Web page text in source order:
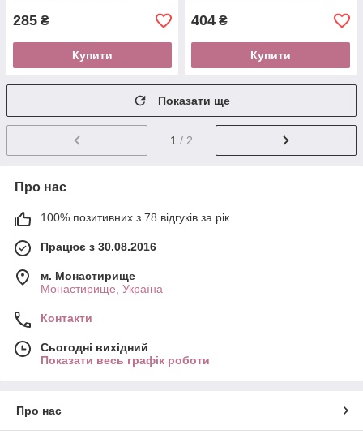
285 ₴
Купити
404 ₴
Купити
Показати ще
1 / 2
Про нас
100% позитивних з 78 відгуків за рік
Працює з 30.08.2016
м. Монастирище
Монастирище, Україна
Контакти
Сьогодні вихідний
Показати весь графік роботи
Про нас